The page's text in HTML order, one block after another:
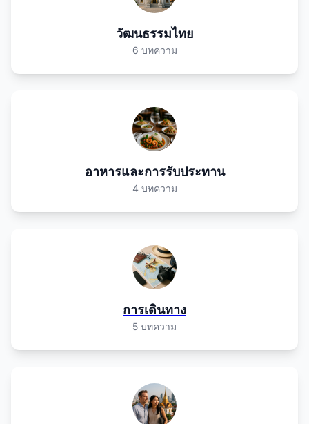
วัฒนธรรมไทย
6 บทความ
อาหารและการรับประทาน
4 บทความ
การเดินทาง
5 บทความ